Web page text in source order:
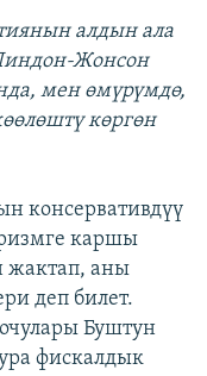
алдын ала
Жонсон
мен өмүрүмдө,
көргөн
консервативдүү
каршы
жактап, аны
деп билет.
Буштун
фискалдык